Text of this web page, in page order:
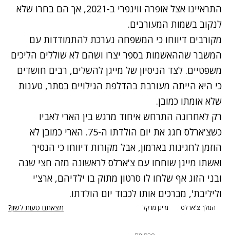
התראיינו אצל אופרה ווינפרי ב-2021, אך הם בחרו שלא
לנקוב בשמות המעורבים.
מקורבים דיווחו כי המשפחה נערכת להתמודדות עם
המשבר שההאשמות בספר יצרו ושהם לא שוללים הליכים
משפטיים. לצד הניסיון של מייגן להשלים, רבים חושדים
כי היא הייתה מעורבת בהדלפת הגילויים בסתר, טענות
שלא אומתו כמובן.
רק לאחרונה התרחש איחוד מרגש בין הארי לאביו
כשצ'ארלס חגג את יום הולדתו ה-75. הארי כמובן לא
הוזמן לחגיגות בארמון, אבל מקורות דיווחו כי הנסיך
ואשתו מייגן שוחחו עם צ'ארלס לראשונה מזה חצי שנה
ובני הזוג אף שלחו לו סרטון מתוק בו ילדיהם, ארצ'י
וליליבת', מברכים אותו לכבוד יום הולדתו.
המלך צ'ארלס מייגן מרקל מצאתם טעות לשון?